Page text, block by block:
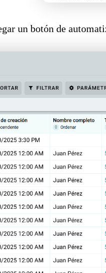
un botón de